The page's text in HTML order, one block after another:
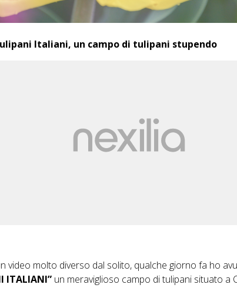
Italiani, un campo di tulipani stupendo
video molto diverso dal solito, qualche giorno fa ho
ITALIANI”un meraviglioso campo di tulipani situato a